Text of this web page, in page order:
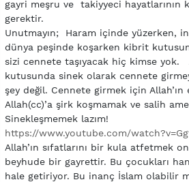
gayri meşru ve takiyyeci hayatlarının
gerektir.
Unutmayın; Haram içinde yüzerken,
dünya peşinde koşarken kibrit
sizi cennete taşıyacak hiç kimse yok.
kutusunda sinek olarak cennete
şey değil. Cennete girmek için
Allah(cc)’a şirk koşmamak ve salih
Sinekleşmemek lazım!
https://www.youtube.com/
Allah’ın sıfatlarını bir kula atfetmek
beyhude bir gayrettir. Bu çocukları
hale getiriyor. Bu inanç İslam olabilir